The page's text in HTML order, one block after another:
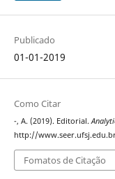
Publicado
01-01-2019
Como Citar
-, A. (2019). Editorial.
http://
Fomatos de Citação